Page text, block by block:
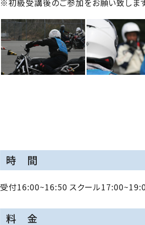
※初級受講後のご参加をお願い致しま
時 間
受付16:00~16:50 スクール
料 金